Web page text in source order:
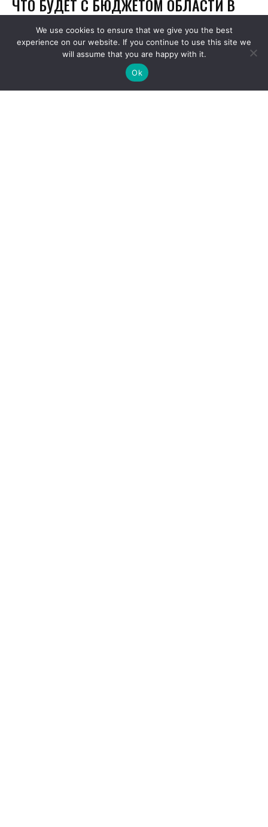
We use cookies to ensure that we give you the best
experience on our website. If you continue to use this site we
will assume that you are happy with it.
Ok